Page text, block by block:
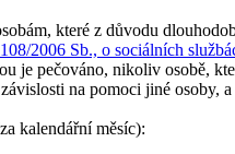
které z důvodu
2006 Sb., o sociálních
je pečováno, nikoliv osobě,
na pomoci jiné osoby,
kalendářní měsíc):